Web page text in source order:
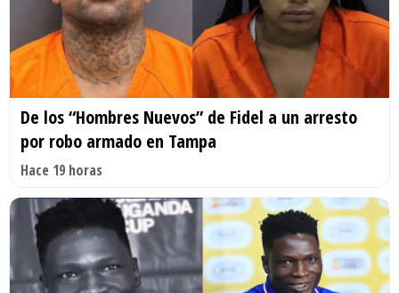
De los “Hombres Nuevos” de Fidel a un arresto
por robo armado en Tampa
Hace 19 horas